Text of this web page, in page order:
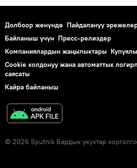
Долбоор жөнүндө Пайдалануу
Байланыш үчүн Пресс-релиздер
Компаниялардын жаңылыктары
Cookie колдонуу жана автоматтык
саясаты
Кайра байланыш
© 2026 Sputnik Бардык укуктар